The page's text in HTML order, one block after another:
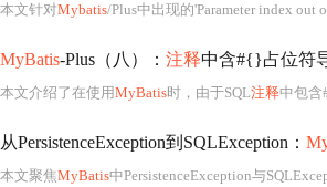
本文针对Mybatis/Plus中出现的'Parameter index
MyBatis-Plus（八）： 注释中含#{}占位符
本文介绍了在使用MyBatis时，由于SQL注释中包含
从PersistenceException到SQLException：
本文聚焦MyBatis中PersistenceException与